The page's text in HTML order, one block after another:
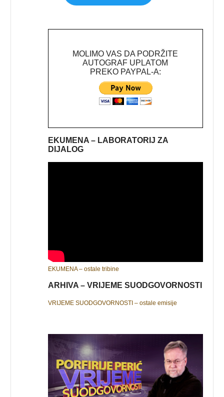
MOLIMO VAS DA PODRŽITE
AUTOGRAF UPLATOM
PREKO PAYPAL-A:
EKUMENA – LABORATORIJ ZA
DIJALOG
EKUMENA – ostale tribine
ARHIVA – VRIJEME SUODGOVORNOSTI
VRIJEME SUODGOVORNOSTI – ostale emisije